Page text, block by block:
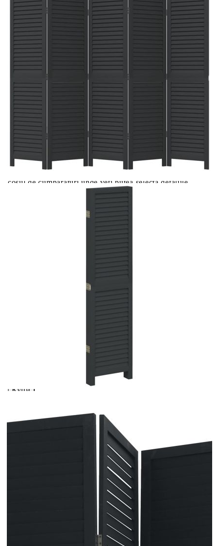
Вътрешен материал:
Масивно дърво от пауловния
Размери в разгънато състояние:
175-180 x 160 см (Ш x В)
Размери на панела (всеки):
40 x 160 см (Ш x В)
Брой панели:
5
Купи на изплащане
Credit calculator
Разделител за стая, 5 панела, черен, дърво пауловния
масив
Please select credit institution
Цена на продукта:
€127.00
Extraction of information from credit institutions
Предоставената таблица е с информационна цел.
Добавете продукта в количката си с бутона "Добави в
количката" и при поръчка ще можете да изберете броя
вноски на кредита.
coșul de cumpărături unde veți putea selecta detaliile
Предоставената таблица е с информационна цел.
Добавете продукта в количката си с бутона "Добави в
количката" и при поръчка ще можете да изберете броя
Предоставената таблица е с информационна цел.
Добавете продукта в количката си с бутона "Добави в
количката" и при поръчка ще можете да изберете броя
Предоставената таблица е с информационна цел.
Добавете продукта в количката си с бутона "Добави в
Предоставената таблица е с информационна цел.
Добавете продукта в количката си с бутона "Добави в
количката" и при поръчка ще можете да изберете броя
разполагате с три начина да я платите към тях:
Отложено до 30 дни от момента на изпращане на
поръчката без оскъпяване. За покупки на стойност до
Плащане на 4 вноски. Заплащате 20% от стойността на
поръчката си на момента с карта. Останалата сума се
разделя на 3 равни месечни вноски без оскъпяване. За
покупки на стойност до 1000 лв. / €511.31
Плащане на 6 вноски. Стойността на поръчката се
разпределя в 6 равни месечни вноски с оскъпяване. За
покупки на стойност до 2000 лв. / €1022.61